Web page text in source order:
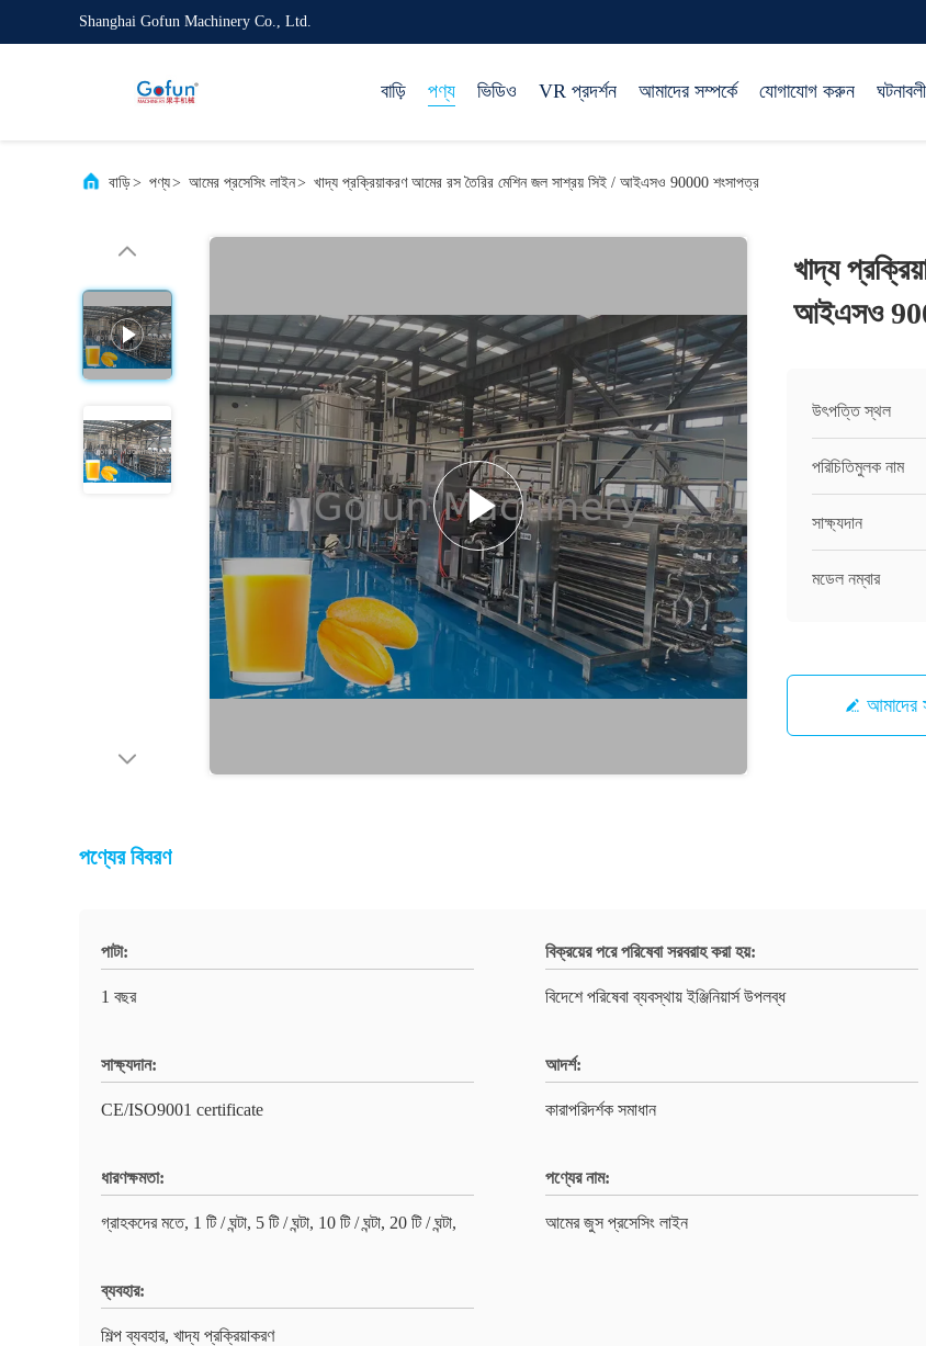
Shanghai Gofun Machinery Co., Ltd.
বাড়ি পণ্য ভিডিও VR প্রদর্শন আমাদের সম্পর্কে যোগাযোগ করুন ঘটনাবলী
বাড়ি> পণ্য> আমের প্রসেসিং লাইন> খাদ্য প্রক্রিয়াকরণ আমের রস তৈরির মেশিন জল সাশ্রয় সিই / আইএসও 90000 শংসাপত্র
খাদ্য
আইএসও
উৎপত্তি স্থল
পরিচিতিমুলক নাম
সাক্ষ্যদান
মডেল নম্বার
আমাদের
পণ্যের বিবরণ
পাটা:
1 বছর
বিক্রয়ের পরে পরিষেবা সরবরাহ করা হয়:
বিদেশে পরিষেবা ব্যবস্থায় ইঞ্জিনিয়ার্স উপলব্ধ
সাক্ষ্যদান:
CE/ISO9001 certificate
আদর্শ:
কারাপরিদর্শক সমাধান
ধারণক্ষমতা:
গ্রাহকদের মতে, 1 টি / ঘন্টা, 5 টি / ঘন্টা, 10 টি / ঘন্টা, 20 টি / ঘন্টা,
পণ্যের নাম:
আমের জুস প্রসেসিং লাইন
ব্যবহার:
শিল্প ব্যবহার, খাদ্য প্রক্রিয়াকরণ